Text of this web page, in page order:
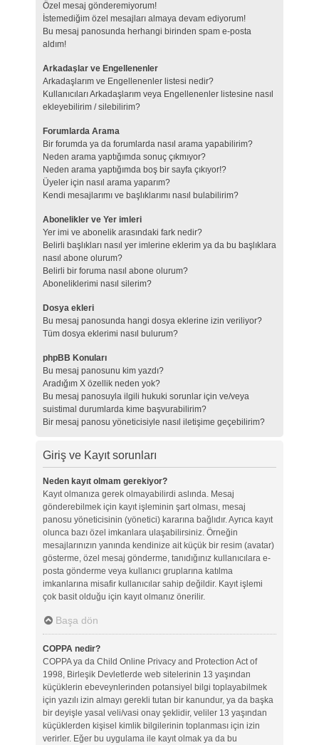
Özel mesaj gönderemiyorum!
İstemediğim özel mesajları almaya devam ediyorum!
Bu mesaj panosunda herhangi birinden spam e-posta
aldım!
Arkadaşlar ve Engellenenler
Arkadaşlarım ve Engellenenler listesi nedir?
Kullanıcıları Arkadaşlarım veya Engellenenler listesine nasıl
ekleyebilirim / silebilirim?
Forumlarda Arama
Bir forumda ya da forumlarda nasıl arama yapabilirim?
Neden arama yaptığımda sonuç çıkmıyor?
Neden arama yaptığımda boş bir sayfa çıkıyor!?
Üyeler için nasıl arama yaparım?
Kendi mesajlarımı ve başlıklarımı nasıl bulabilirim?
Abonelikler ve Yer imleri
Yer imi ve abonelik arasındaki fark nedir?
Belirli başlıkları nasıl yer imlerine eklerim ya da bu başlıklara
nasıl abone olurum?
Belirli bir foruma nasıl abone olurum?
Aboneliklerimi nasıl silerim?
Dosya ekleri
Bu mesaj panosunda hangi dosya eklerine izin veriliyor?
Tüm dosya eklerimi nasıl bulurum?
phpBB Konuları
Bu mesaj panosunu kim yazdı?
Aradığım X özellik neden yok?
Bu mesaj panosuyla ilgili hukuki sorunlar için ve/veya
suistimal durumlarda kime başvurabilirim?
Bir mesaj panosu yöneticisiyle nasıl iletişime geçebilirim?
Giriş ve Kayıt sorunları
Neden kayıt olmam gerekiyor?
Kayıt olmanıza gerek olmayabilirdi aslında. Mesaj
gönderebilmek için kayıt işleminin şart olması, mesaj
panosu yöneticisinin (yönetici) kararına bağlıdır. Ayrıca kayıt
olunca bazı özel imkanlara ulaşabilirsiniz. Örneğin
mesajlarınızın yanında kendinize ait küçük bir resim (avatar)
gösterme, özel mesaj gönderme, tanıdığınız kullanıcılara e-
posta gönderme veya kullanıcı gruplarına katılma
imkanlarına misafir kullanıcılar sahip değildir. Kayıt işlemi
çok basit olduğu için kayıt olmanız önerilir.
Başa dön
COPPA nedir?
COPPA ya da Child Online Privacy and Protection Act of
1998, Birleşik Devletlerde web sitelerinin 13 yaşından
küçüklerin ebeveynlerinden potansiyel bilgi toplayabilmek
için yazılı izin almayı gerekli tutan bir kanundur, ya da başka
bir deyişle yasal veli/vasi onay şeklidir, veliler 13 yaşından
küçüklerden kişisel kimlik bilgilerinin toplanması için izin
verirler. Eğer bu uygulama ile kayıt olmak ya da bu